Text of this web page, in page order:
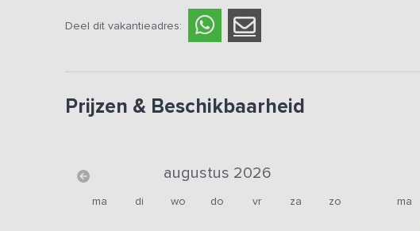
Deel dit vakantieadres:
Prijzen & Beschikbaarheid
augustus 2026
ma di wo do vr za zo ma